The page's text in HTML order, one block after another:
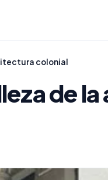
colonial
de